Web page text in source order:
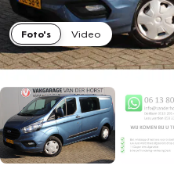
Foto's
Video